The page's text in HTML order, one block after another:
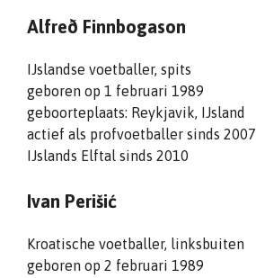
Alfreð Finnbogason
IJslandse voetballer, spits
geboren op 1 februari 1989
geboorteplaats: Reykjavik, IJsland
actief als profvoetballer sinds 2007
IJslands Elftal sinds 2010
Ivan Perišić
Kroatische voetballer, linksbuiten
geboren op 2 februari 1989